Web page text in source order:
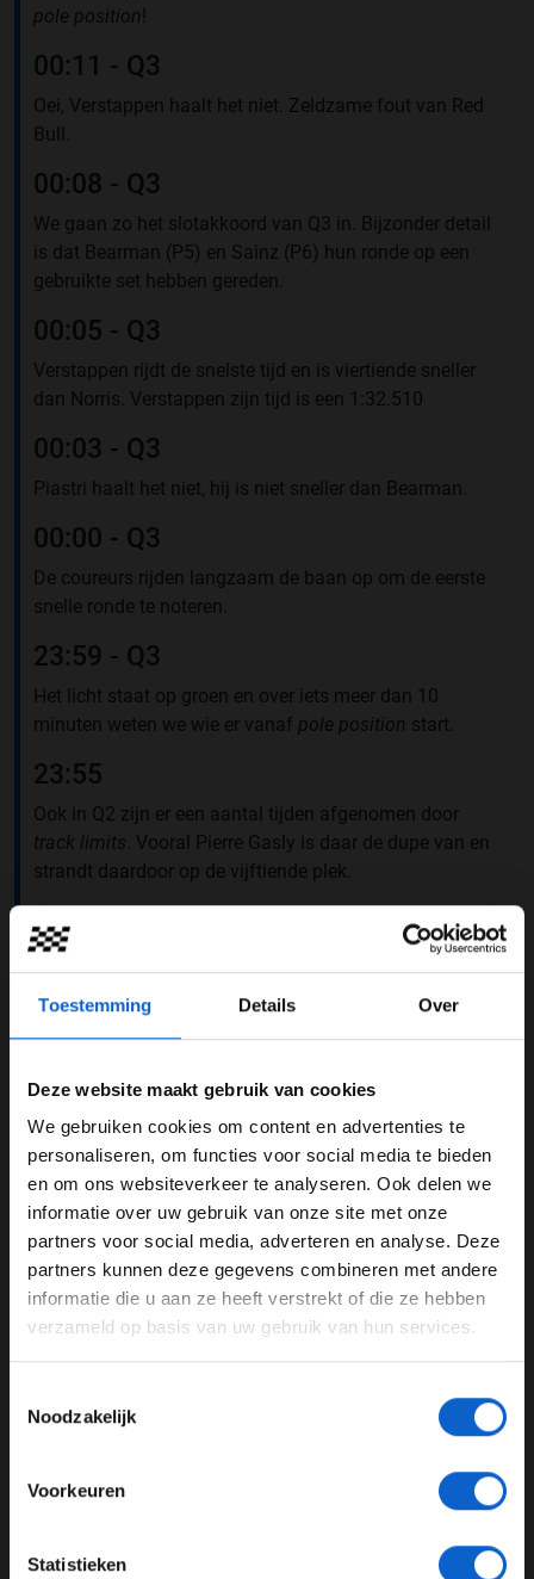
Toestemming Details Over
Deze website maakt gebruik van cookies
We gebruiken cookies om content en advertenties te
personaliseren, om functies voor social media te bieden
en om ons websiteverkeer te analyseren. Ook delen we
informatie over uw gebruik van onze site met onze
partners voor social media, adverteren en analyse. Deze
partners kunnen deze gegevens combineren met andere
informatie die u aan ze heeft verstrekt of die ze hebben
verzameld op basis van uw gebruik van hun services.
Noodzakelijk
Voorkeuren
Statistieken
pole position
00:11 - Q3
Oei, Verstappen haalt het niet. Zeldzame fout van Red
Bull.
00:08 - Q3
We gaan zo het slotakkoord van Q3 in. Bijzonder detail
is dat Bearman (P5) en Sainz (P6) hun ronde op een
gebruikte set hebben gereden.
00:05 - Q3
Verstappen rijdt de snelste tijd en is viertiende sneller
dan Norris. Verstappen zijn tijd is een 1:32.510
00:03 - Q3
Piastri haalt het niet, hij is niet sneller dan Bearman.
00:00 - Q3
De coureurs rijden langzaam de baan op om de eerste
snelle ronde te noteren.
23:59 - Q3
Het licht staat op groen en over iets meer dan 10
minuten weten we wie er vanaf pole position start.
23:55
Ook in Q2 zijn er een aantal tijden afgenomen door
track limits . Vooral Pierre Gasly is daar de dupe van en
strandt daardoor op de vijftiende plek.
23:51 -Q2
De baan is op en niemand verbetert zijn tijd. We nemen
11) Nico Hülkenberg
12) Liam Lawson
13) Yuki Tsunoda
14) Pierre Gasly
15) Franco Colapinto
OUT IN Q2 ❌
11. Hulkenberg
12. Lawson
14. Gasly
— Formula 1 (@F1)
WELKOM BIJ GRAND PRIX RADIO
Ben je 24 jaar of ouder?
Pas je advertentie instellingen aan en klik hieronder om
door te gaan naar de website!
Advertentie instellingen